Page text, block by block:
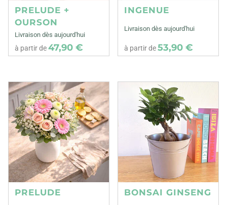
PRELUDE +
OURSON
Livraison dès aujourd'hui
à partir de47,90 €
INGENUE
Livraison dès aujourd'hui
à partir de53,90 €
PRELUDE BONSAI GINSENG